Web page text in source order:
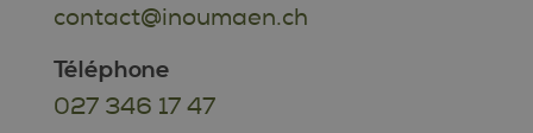
contact@inoumaen.ch
Téléphone
027 346 17 47